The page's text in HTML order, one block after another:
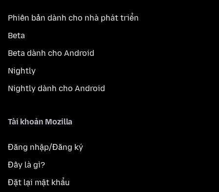
Phiên bản dành cho nhà phát triển
Beta
Beta dành cho Android
Nightly
Nightly dành cho Android
Tài khoản Mozilla
Đăng nhập/Đăng ký
Đây là gì?
Đặt lại mật khẩu